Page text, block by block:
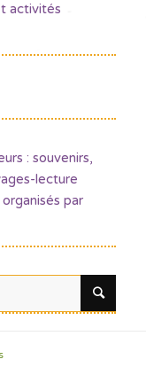
activités
: souvenirs,
lecture
par